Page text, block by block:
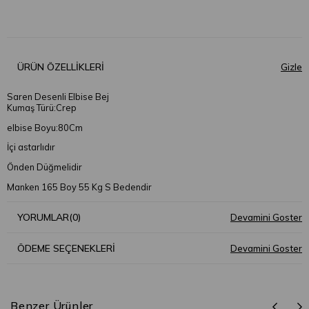
ÜRÜN ÖZELLIKLERI
Saren Desenli Elbise Bej
Kumaş Türü:Crep
elbise Boyu:80Cm
İçi astarlıdır
Önden Düğmelidir
Manken 165 Boy 55 Kg S Bedendir
YORUMLAR(0)
ÖDEME SEÇENEKLERI
Benzer Ürünler